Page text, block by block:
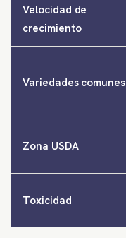
Velocidad de
crecimiento
Variedades comunes
Zona USDA
Toxicidad